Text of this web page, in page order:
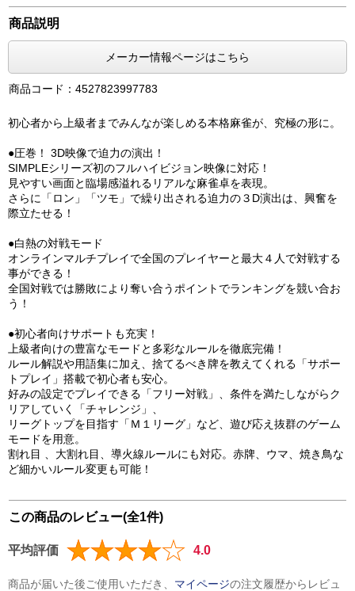
商品説明
メーカー情報ページはこちら
商品コード：4527823997783
初心者から上級者までみんなが楽しめる本格麻雀が、究極の形に。
●圧巻！ 3D映像で迫力の演出！
SIMPLEシリーズ初のフルハイビジョン映像に対応！
見やすい画面と臨場感溢れるリアルな麻雀卓を表現。
さらに「ロン」「ツモ」で繰り出される迫力の３D演出は、興奮を
際立たせる！
●白熱の対戦モード
オンラインマルチプレイで全国のプレイヤーと最大４人で対戦する
事ができる！
全国対戦では勝敗により奪い合うポイントでランキングを競い合お
う！
●初心者向けサポートも充実！
上級者向けの豊富なモードと多彩なルールを徹底完備！
ルール解説や用語集に加え、捨てるべき牌を教えてくれる「サポー
トプレイ」搭載で初心者も安心。
好みの設定でプレイできる「フリー対戦」、条件を満たしながらク
リアしていく「チャレンジ」、
リーグトップを目指す「Ｍ１リーグ」など、遊び応え抜群のゲーム
モードを用意。
割れ目 、大割れ目、導火線ルールにも対応。赤牌、ウマ、焼き鳥な
ど細かいルール変更も可能！
この商品のレビュー(全1件)
平均評価 4.0
商品が届いた後ご使用いただき、 マイページの注文履歴からレビュ